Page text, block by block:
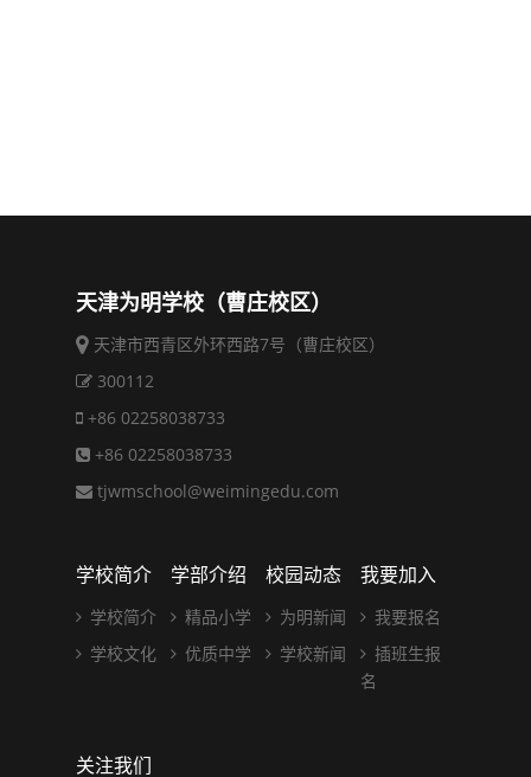
天津为明学校（曹庄校区）
天津市西青区外环西路7号（曹庄校区）
300112
+86 02258038733
+86 02258038733
tjwmschool@weimingedu.com
学校简介
学校简介
学校文化
学部介绍
精品小学
优质中学
校园动态
为明新闻
学校新闻
我要加入
我要报名
插班生报
名
关注我们